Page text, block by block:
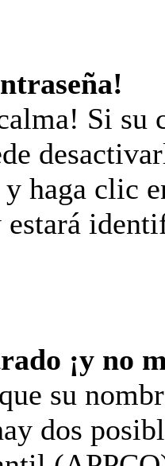
Si su
haga clic
¡y no
su
dos